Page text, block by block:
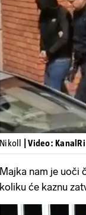
Nikoll | Video: KanalRi
Majka nam je uoči
koliku će kaznu